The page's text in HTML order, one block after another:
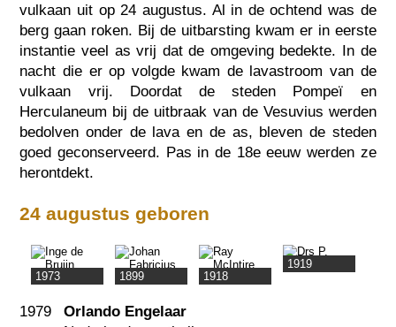
vulkaan uit op 24 augustus. Al in de ochtend was de
berg gaan roken. Bij de uitbarsting kwam er in eerste
instantie veel as vrij dat de omgeving bedekte. In de
nacht die er op volgde kwam de lavastroom van de
vulkaan vrij. Doordat de steden Pompeï en
Herculaneum bij de uitbraak van de Vesuvius werden
bedolven onder de lava en de as, bleven de steden
goed geconserveerd. Pas in de 18e eeuw werden ze
herontdekt.
24 augustus geboren
1973 1899 1918
1919
1979
Orlando Engelaar